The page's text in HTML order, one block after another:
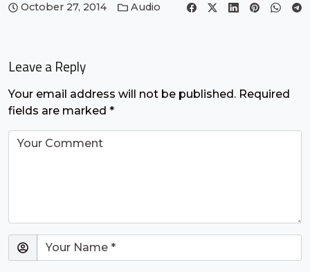
October 27, 2014 Audio
Leave a Reply
Your email address will not be published. Required
fields are marked *